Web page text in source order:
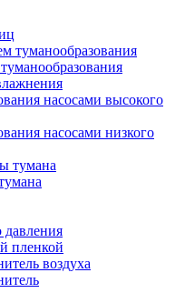
насосами высокого
насосами низкого
давления
пленкой
воздуха